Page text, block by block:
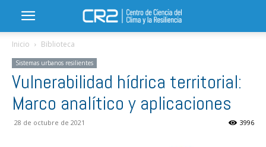
Inicio Biblioteca
Sistemas urbanos resilientes
Vulnerabilidad hídrica territorial:
Marco analítico y aplicaciones
28 de octubre de 2021 3996